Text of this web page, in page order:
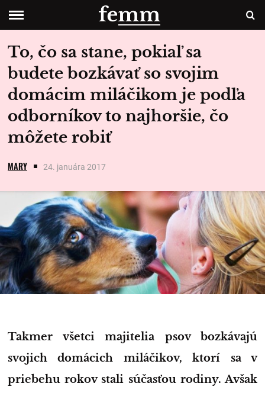
To, čo sa stane, pokiaľ sa
budete bozkávať so svojim
domácim miláčikom je podľa
odborníkov to najhoršie, čo
môžete robiť
MARY 24. januára 2017
Takmer všetci majitelia psov bozkávajú
svojich domácich miláčikov, ktorí sa v
priebehu rokov stali súčasťou rodiny. Avšak